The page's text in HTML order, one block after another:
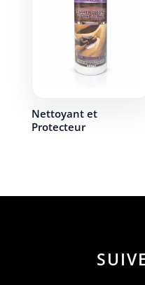
Nettoyant et
Protecteur